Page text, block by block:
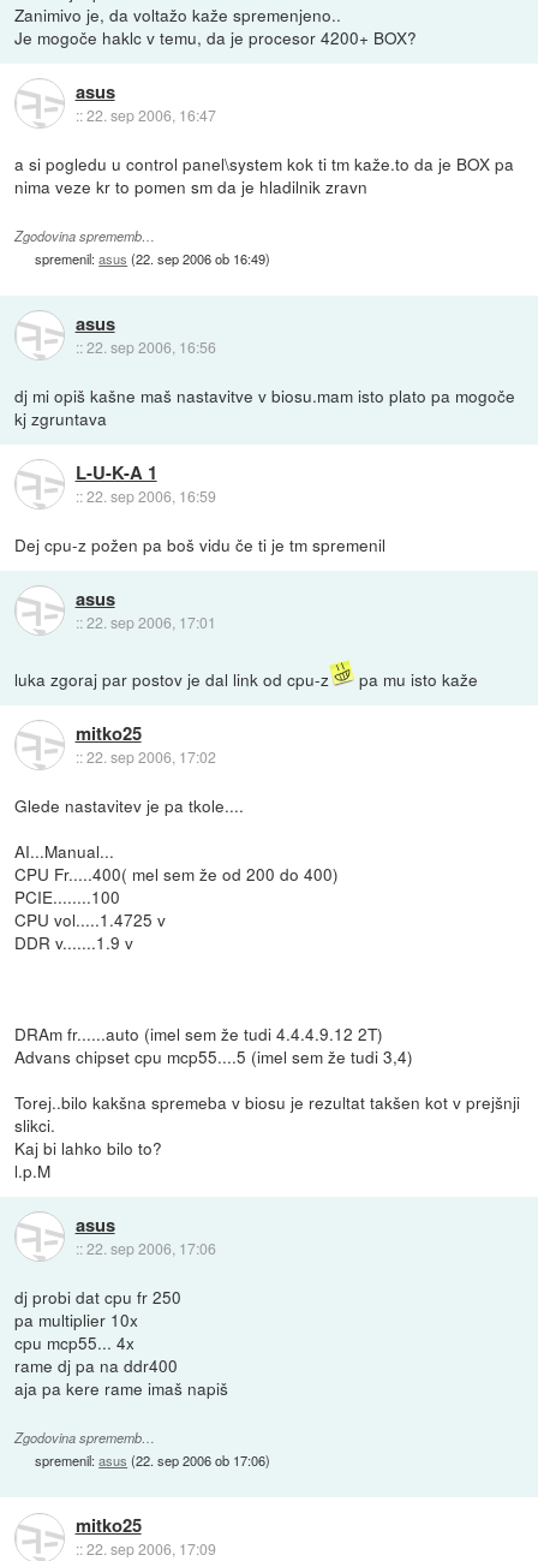
Zanimivo je, da voltažo kaže spremenjeno..
Je mogoče haklc v temu, da je procesor 4200+ BOX?
asus
::22. sep 2006, 16:47
a si pogledu u control panel\system kok ti tm kaže.to da je BOX pa
nima veze kr to pomen sm da je hladilnik zravn
Zgodovina sprememb…
spremenil:asus (22. sep 2006 ob 16:49)
asus
::22. sep 2006, 16:56
dj mi opiš kašne maš nastavitve v biosu.mam isto plato pa mogoče
kj zgruntava
L-U-K-A 1
::22. sep 2006, 16:59
Dej cpu-z požen pa boš vidu če ti je tm spremenil
asus
::22. sep 2006, 17:01
luka zgoraj par postov je dal link od cpu-z pa mu isto kaže
mitko25
::22. sep 2006, 17:02
Glede nastavitev je pa tkole....
AI...Manual...
CPU Fr.....400( mel sem že od 200 do 400)
PCIE........100
CPU vol.....1.4725 v
DDR v.......1.9 v
DRAm fr......auto (imel sem že tudi 4.4.4.9.12 2T)
Advans chipset cpu mcp55....5 (imel sem že tudi 3,4)
Torej..bilo kakšna spremeba v biosu je rezultat takšen kot v prejšnji
slikci.
Kaj bi lahko bilo to?
l.p.M
asus
::22. sep 2006, 17:06
dj probi dat cpu fr 250
pa multiplier 10x
cpu mcp55... 4x
rame dj pa na ddr400
aja pa kere rame imaš napiš
Zgodovina sprememb…
spremenil:asus (22. sep 2006 ob 17:06)
mitko25
::22. sep 2006, 17:09